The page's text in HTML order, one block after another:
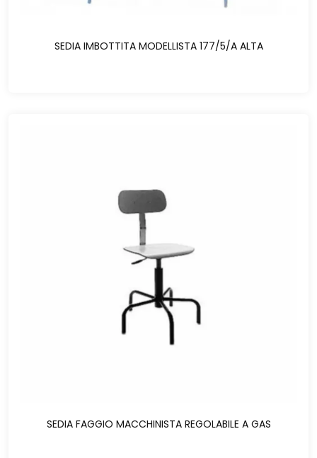
SEDIA IMBOTTITA MODELLISTA 177/5/A ALTA
SEDIA FAGGIO MACCHINISTA REGOLABILE A GAS